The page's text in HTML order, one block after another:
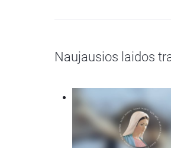
Naujausios laidos